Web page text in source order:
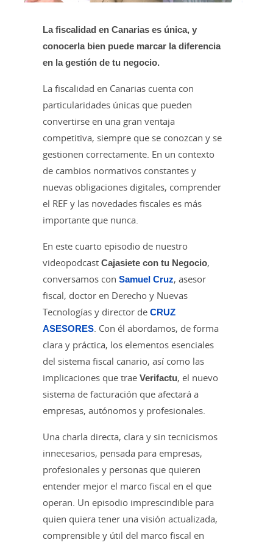
La fiscalidad en Canarias es única, y
conocerla bien puede marcar la diferencia
en la gestión de tu negocio.
La fiscalidad en Canarias cuenta con
particularidades únicas que pueden
convertirse en una gran ventaja
competitiva, siempre que se conozcan y se
gestionen correctamente. En un contexto
de cambios normativos constantes y
nuevas obligaciones digitales, comprender
el REF y las novedades fiscales es más
importante que nunca.
En este cuarto episodio de nuestro
videopodcast Cajasiete con tu Negocio,
conversamos con Samuel Cruz, asesor
fiscal, doctor en Derecho y Nuevas
Tecnologías y director de CRUZ
ASESORES . Con él abordamos, de forma
clara y práctica, los elementos esenciales
del sistema fiscal canario, así como las
implicaciones que trae Verifactu, el nuevo
sistema de facturación que afectará a
empresas, autónomos y profesionales.
Una charla directa, clara y sin tecnicismos
innecesarios, pensada para empresas,
profesionales y personas que quieren
entender mejor el marco fiscal en el que
operan. Un episodio imprescindible para
quien quiera tener una visión actualizada,
comprensible y útil del marco fiscal en